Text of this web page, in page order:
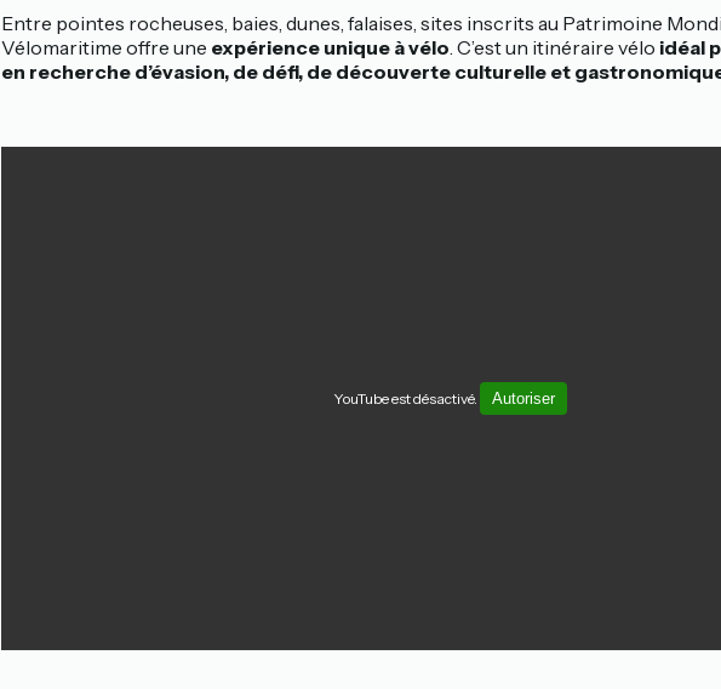
Entre pointes rocheuses, baies, dunes, falaises, sites inscrits au Patrimoine
Vélomaritime offre une expérience unique à vélo. C’est un itinéraire vélo idéal
en recherche d’évasion, de défi, de découverte culturelle et
YouTube est désactivé. Autoriser